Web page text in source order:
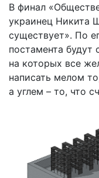
В финал
украинец Никита
существует». По
постамента будут
на которых все
написать мелом
а углем – то, что